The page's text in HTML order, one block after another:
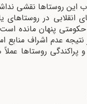
این روستاها نقشی
در روستاهای
حکومتی پنهان مانده
نتیجه عدم اشراف
روستاها